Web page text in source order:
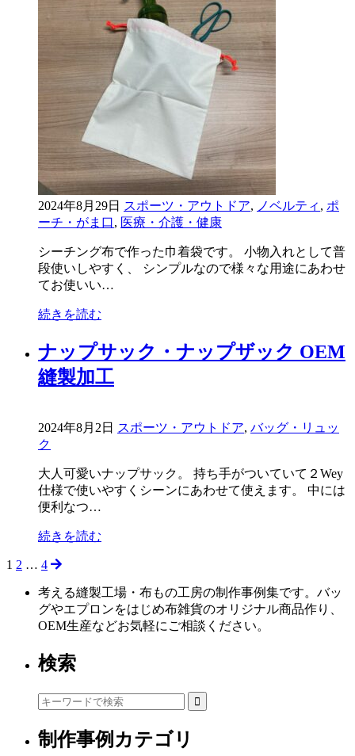
2024年8月29日 スポーツ・アウトドア, ノベルティ , ポ
ーチ・がま口, 医療・介護・健康
シーチング布で作った巾着袋です。 小物入れとして普
段使いしやすく、 シンプルなので様々な用途にあわせ
てお使いい…
続きを読む
ナップサック・ナップザック OEM
縫製加工
2024年8月2日 スポーツ・アウトドア, バッグ・リュッ
ク
大人可愛いナップサック。 持ち手がついていて２Wey
仕様で使いやすくシーンにあわせて使えます。 中には
便利なつ…
続きを読む
投
1 2 … 4
考える縫製工場・布もの工房の制作事例集です。バッ
グやエプロンをはじめ布雑貨のオリジナル商品作り、
OEM生産などお気軽にご相談ください。
検索
制作事例カテゴリ